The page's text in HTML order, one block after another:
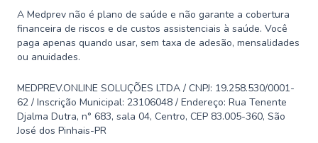
A Medprev não é plano de saúde e não garante a cobertura
financeira de riscos e de custos assistenciais à saúde. Você
paga apenas quando usar, sem taxa de adesão, mensalidades
ou anuidades.
MEDPREV.ONLINE SOLUÇÕES LTDA / CNPJ: 19.258.530/0001-
62 / Inscrição Municipal: 23106048 / Endereço: Rua Tenente
Djalma Dutra, n° 683, sala 04, Centro, CEP 83.005-360, São
José dos Pinhais-PR